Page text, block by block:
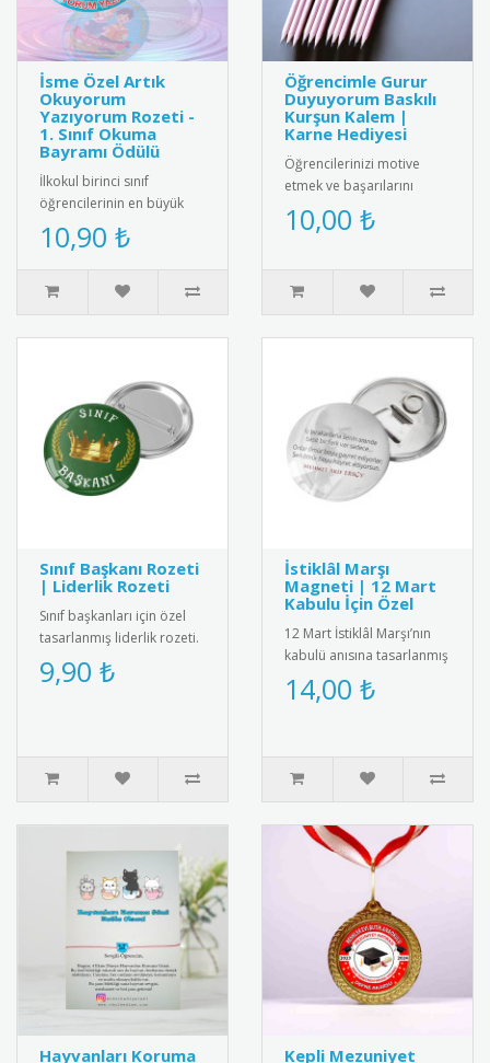
İsme Özel Artık
Okuyorum
Yazıyorum Rozeti -
1. Sınıf Okuma
Bayramı Ödülü
İlkokul birinci sınıf
öğrencilerinin en büyük
akademik dönüm noktası
olan okuma-yazmaya
geçiş süreci..
10,90 ₺
Öğrencimle Gurur
Duyuyorum Baskılı
Kurşun Kalem |
Karne Hediyesi
Öğrencilerinizi motive
etmek ve başarılarını
ödüllendirmek için harika
bir hediye! Üzerinde
10,00 ₺
Sınıf Başkanı Rozeti
| Liderlik Rozeti
Sınıf başkanları için özel
tasarlanmış liderlik rozeti.
Öğrencilerin sorumluluk
bilincini geliştiren..
9,90 ₺
İstiklâl Marşı
Magneti | 12 Mart
Kabulu İçin Özel
12 Mart İstiklâl Marşı’nın
kabulü anısına tasarlanmış
magnet. Canlı baskı
kalitesiyle fotoğraflı ya ..
14,00 ₺
Hayvanları Koruma
Kepli Mezuniyet